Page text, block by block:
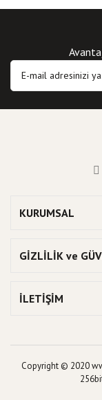
KURUMSAL
GİZLİLİK ve
İLETİŞİM
Copyright © 2020